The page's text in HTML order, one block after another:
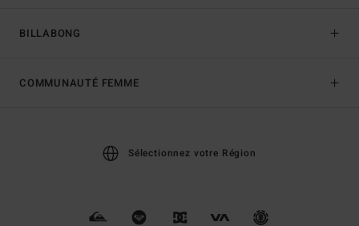
BILLABONG
COMMUNAUTÉ FEMME
Sélectionnez votre Région